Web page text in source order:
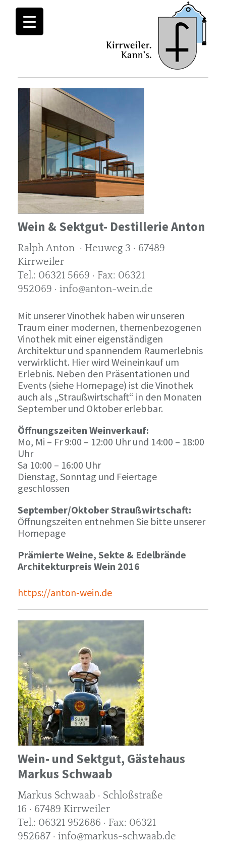
Wein & Sektgut- Destillerie Anton
Ralph Anton · Heuweg 3 · 67489
Kirrweiler
Tel.: 06321 5669 · Fax: 06321
952069 · info@anton-wein.de
Mit unserer Vinothek haben wir unseren
Traum einer modernen, themenbezogenen
Vinothek mit einer eigenständigen
Architektur und spannendem Raumerlebnis
verwirklicht. Hier wird Weineinkauf um
Erlebnis. Neben den Präsentationen und
Events (siehe Homepage) ist die Vinothek
auch als „Straußwirtschaft“ in den Monaten
September und Oktober erlebbar.
Öffnungszeiten Weinverkauf:
Mo, Mi – Fr 9:00 – 12:00 Uhr und 14:00 – 18:00
Uhr
Sa 10:00 – 16:00 Uhr
Dienstag, Sonntag und Feiertage
geschlossen
September/Oktober Straußwirtschaft:
Öffnungszeiten entnehmen Sie bitte unserer
Homepage
Prämierte Weine, Sekte & Edelbrände
Architekturpreis Wein 2016
https://anton-wein.de
Wein- und Sektgut, Gästehaus
Markus Schwaab
Markus Schwaab · Schloßstraße
16 · 67489 Kirrweiler
Tel.: 06321 952686 · Fax: 06321
952687 · info@markus-schwaab.de